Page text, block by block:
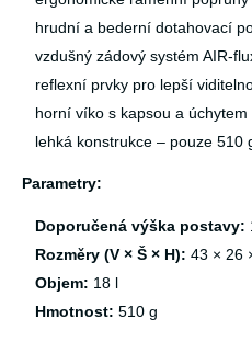
hrudní a bederní dotahovací
vzdušný zádový systém AIR-
reflexní prvky pro lepší
horní víko s kapsou a úchytem
lehká konstrukce – pouze 510
Parametry:
Doporučená výška postavy:
Rozměry (V × Š × H): 43 × 26
Objem: 18 l
Hmotnost: 510 g